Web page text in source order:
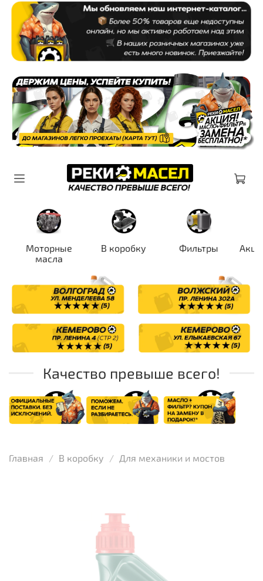
Моторные
масла
В коробку Фильтры
Качество превыше всего!
Главная В коробку Для механики и мостов